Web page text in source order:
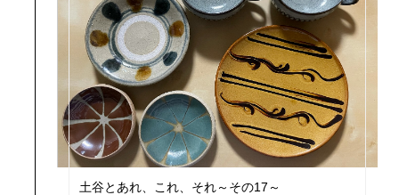
土谷とあれ、これ、それ～その17～